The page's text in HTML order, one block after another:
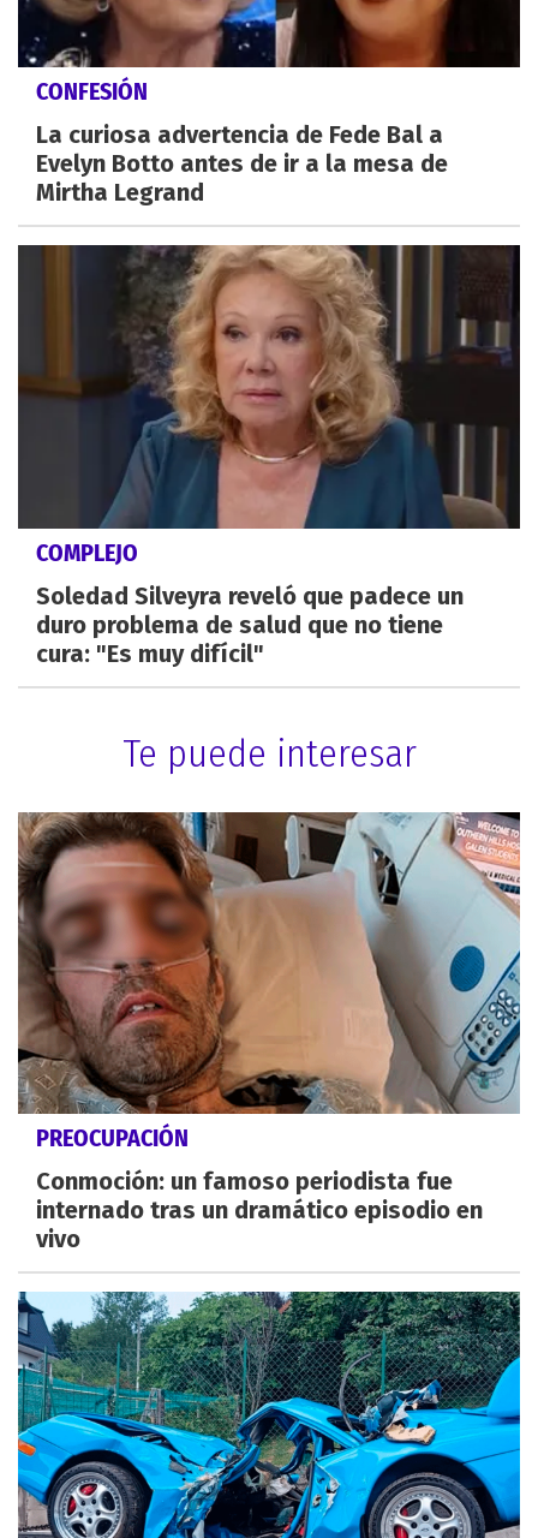
CONFESIÓN
La curiosa advertencia de Fede Bal a
Evelyn Botto antes de ir a la mesa de
Mirtha Legrand
COMPLEJO
Soledad Silveyra reveló que padece un
duro problema de salud que no tiene
cura: "Es muy difícil"
Te puede interesar
PREOCUPACIÓN
Conmoción: un famoso periodista fue
internado tras un dramático episodio en
vivo